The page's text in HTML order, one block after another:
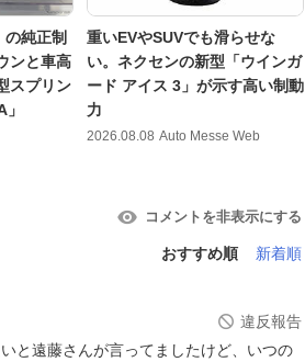
の純正制
ンと車高
スプリン
重いEVやSUVでも滑らせな
い。ネクセンの新型「ウインガ
ード アイス 3」が示す高い制動
力
2026.08.08 Auto Messe Web
コメントを非表示にする
おすすめ順 新着順
違反報告
と遠藤さんが言ってましたけど、いつの